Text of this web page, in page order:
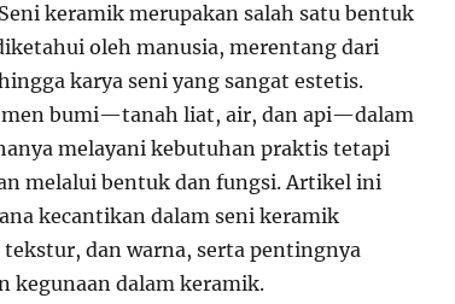
keramik merupakan salah satu bentuk
oleh manusia, merentang dari
karya seni yang sangat estetis.
bumi—tanah liat, air, dan api—dalam
melayani kebutuhan praktis tetapi
melalui bentuk dan fungsi. Artikel ini
kecantikan dalam seni keramik
dan warna, serta pentingnya
kegunaan dalam keramik.